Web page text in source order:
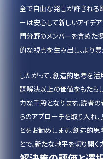
全で自由な発言が許される
ーは安心して新しいアイデ
門分野のメンバーを含めた
的な視点を生み出し、より
したがって、創造的思考を
題解決以上の価値をもたら
力な手段となります。読者
らのアプローチを取り入れ
とをお勧めします。創造的
とで、新たな地平を切り開く